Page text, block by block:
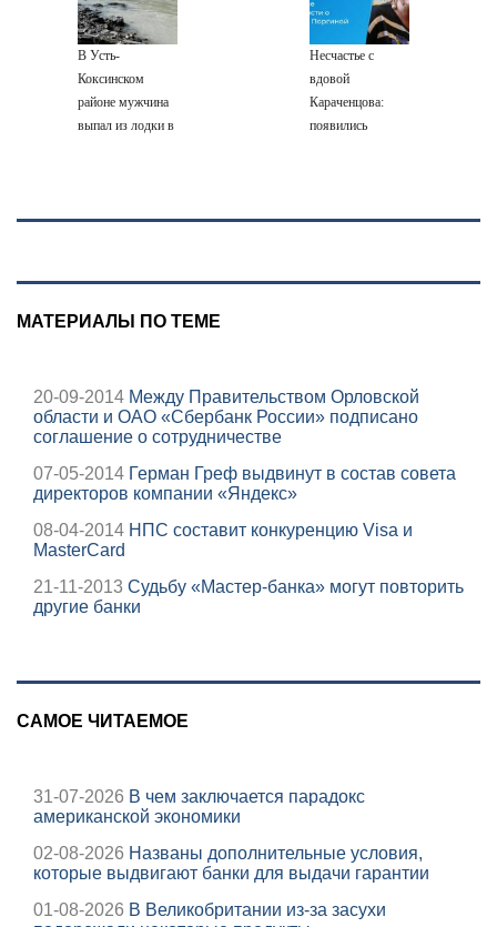
06/08/2026 –
Новости
пробовали?
дипломатам
В Усть-
Коксинском
районе мужчина
выпал из лодки в
Несчастье с
вдовой
Караченцова:
появились
Поргиной
МАТЕРИАЛЫ ПО ТЕМЕ
20-09-2014 Между Правительством Орловской
области и ОАО «Сбербанк России» подписано
соглашение о сотрудничестве
07-05-2014 Герман Греф выдвинут в состав совета
директоров компании «Яндекс»
08-04-2014 НПС составит конкуренцию Visa и
MasterCard
21-11-2013 Судьбу «Мастер-банка» могут повторить
другие банки
САМОЕ ЧИТАЕМОЕ
31-07-2026 В чем заключается парадокс
американской экономики
02-08-2026 Названы дополнительные условия,
которые выдвигают банки для выдачи гарантии
01-08-2026 В Великобритании из-за засухи